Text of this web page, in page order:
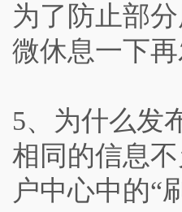
为了防止部
微休息一下再
5、为什么发
相同的信息
户中心中的“